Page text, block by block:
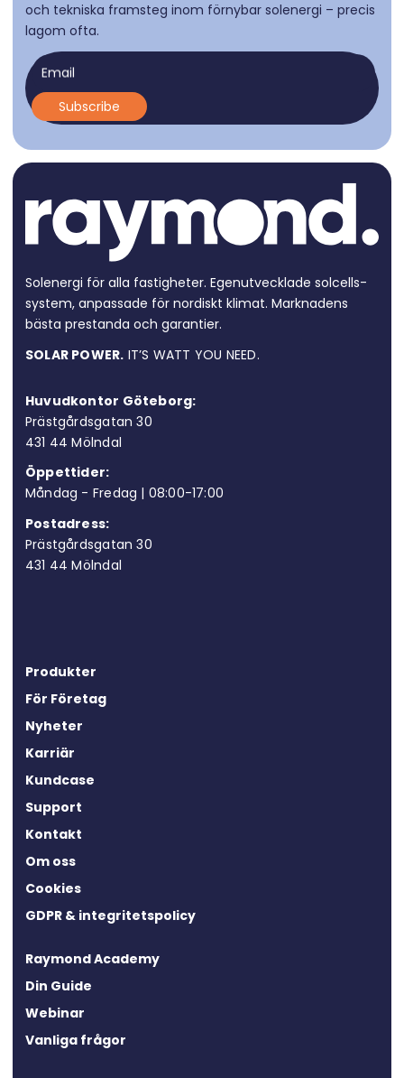
och tekniska framsteg inom förnybar solenergi – precis
lagom ofta.
Email
Solenergi för alla fastigheter. Egen­utvecklade solcells­
system, anpassade för nordiskt klimat. Marknadens
bästa prestanda och garantier.
SOLAR POWER. IT’S WATT YOU NEED.
Huvudkontor Göteborg:
Prästgårdsgatan 30
431 44 Mölndal
Öppettider:
Måndag - Fredag | 08:00-17:00
Postadress:
Prästgårdsgatan 30
431 44 Mölndal
Produkter
För Företag
Nyheter
Karriär
Kundcase
Support
Kontakt
Om oss
Cookies
GDPR & integritetspolicy
Raymond Academy
Din Guide
Webinar
Vanliga frågor